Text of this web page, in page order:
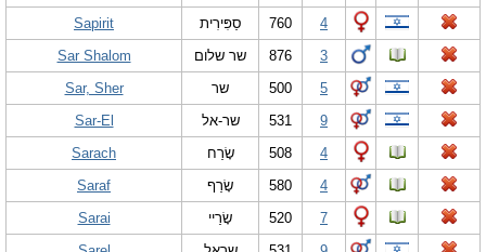
Sapirit
סַפִּירִית 760
4
Sar Shalom
שר שלום 876
3
Sar, Sher
שר 500
5
Sar-El
שר-אל 531
9
Sarach
שָׂרַח 508
4
Saraf
שָׂרַף 580
4
Sarai
שָׂרַיי 520
7